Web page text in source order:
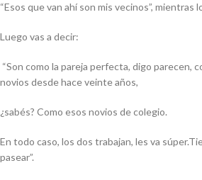
“Esos que van ahí son mis vecinos”, mientras
Luego vas a decir:
“Son como la pareja perfecta, digo parecen,
novios desde hace veinte años,
¿sabés? Como esos novios de colegio.
En todo caso, los dos trabajan, les va
pasear”.